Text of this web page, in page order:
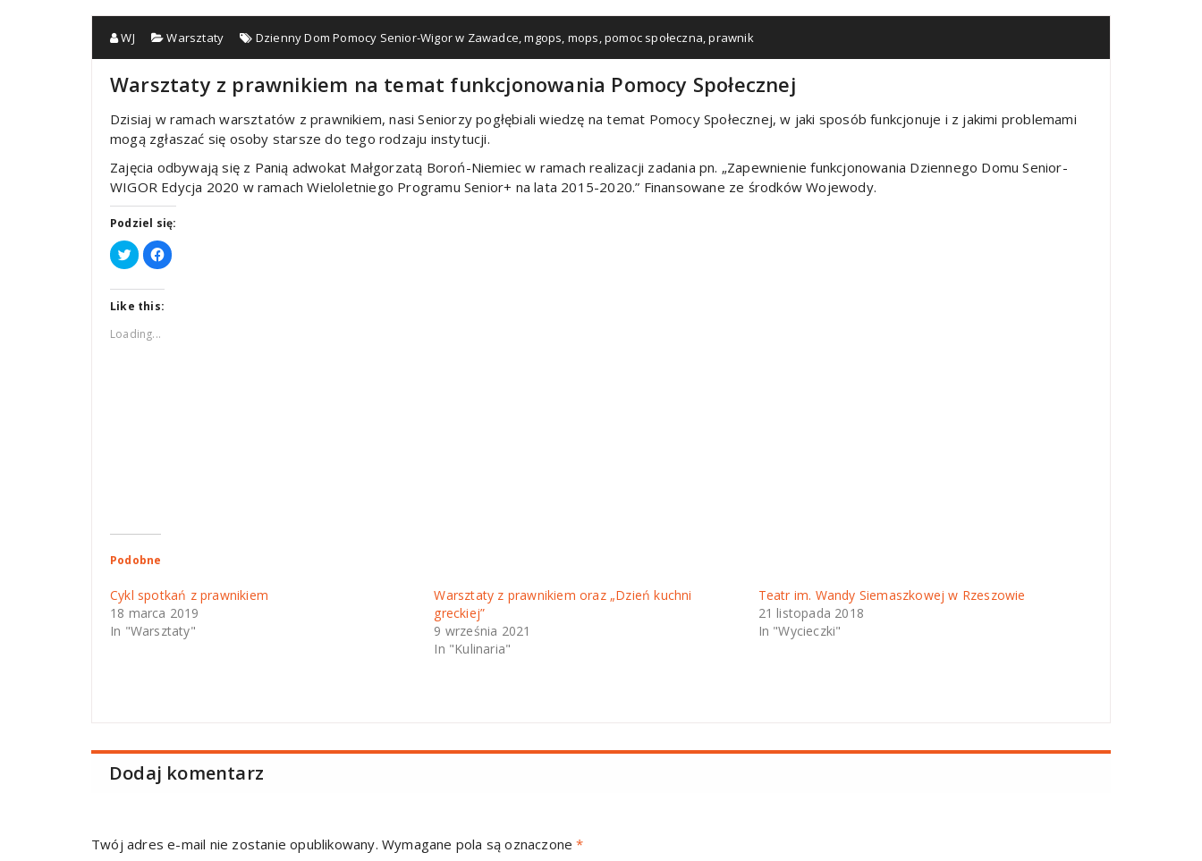
WJ Warsztaty Dzienny Dom Pomocy Senior-Wigor w Zawadce,mgops, mops,pomoc społeczna,prawnik
Warsztaty z prawnikiem na temat funkcjonowania Pomocy Społecznej
Dzisiaj w ramach warsztatów z prawnikiem, nasi Seniorzy pogłębiali wiedzę na temat Pomocy Społecznej, w jaki sposób funkcjonuje i z jakimi problemami
mogą zgłaszać się osoby starsze do tego rodzaju instytucji.
Zajęcia odbywają się z Panią adwokat Małgorzatą Boroń-Niemiec w ramach realizacji zadania pn. „Zapewnienie funkcjonowania Dziennego Domu Senior-
WIGOR Edycja 2020 w ramach Wieloletniego Programu Senior+ na lata 2015-2020.” Finansowane ze środków Wojewody.
Podziel się:
Click
to
share
Twitter
(Opens
new
window)
Click
to
Like this:
Loading...
Podobne
Cykl spotkań z prawnikiem
18 marca 2019
In "Warsztaty"
Warsztaty z prawnikiem oraz „Dzień kuchni
greckiej”
9 września 2021
In "Kulinaria"
Teatr im. Wandy Siemaszkowej w Rzeszowie
21 listopada 2018
In "Wycieczki"
Dodaj komentarz
Twój adres e-mail nie zostanie opublikowany. Wymagane pola są oznaczone*